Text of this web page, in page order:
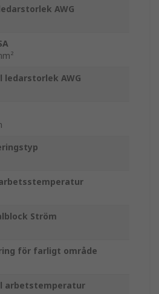
AWG
ledarstorlek AWG
Ström
för farligt område
arbetstemperatur